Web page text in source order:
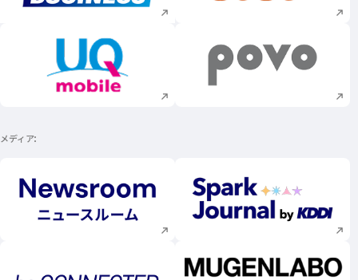
新規ウィンドウで開く 新規ウィンドウで
メディア
新規ウィンドウで開く 新規ウィンドウで